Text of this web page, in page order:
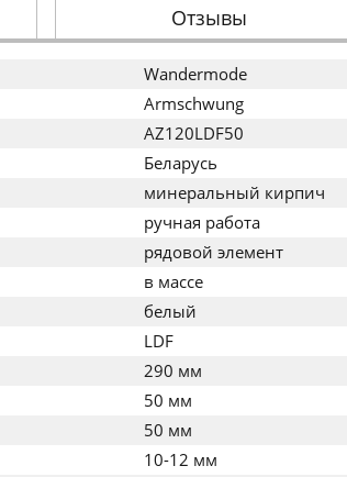
Отзывы
Wandermode
Armschwung
AZ120LDF50
Беларусь
минеральный кирпич
ручная работа
рядовой элемент
в массе
белый
LDF
290 мм
50 мм
50 мм
10-12 мм